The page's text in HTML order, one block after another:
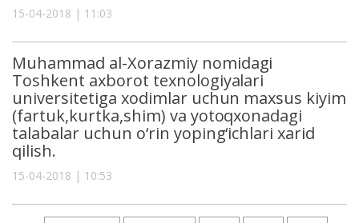
15-04-2018 | 11:03
Muhammad al-Xorazmiy nomidagi
Toshkent axborot texnologiyalari
universitetiga xodimlar uchun maxsus kiyim
(fartuk,kurtka,shim) va yotoqxonadagi
talabalar uchun o‘rin yoping‘ichlari xarid
qilish.
15-04-2018 | 10:53